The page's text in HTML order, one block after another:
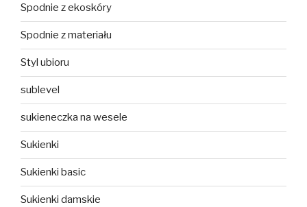
Spodnie z ekoskóry
Spodnie z materiału
Styl ubioru
sublevel
sukieneczka na wesele
Sukienki
Sukienki basic
Sukienki damskie